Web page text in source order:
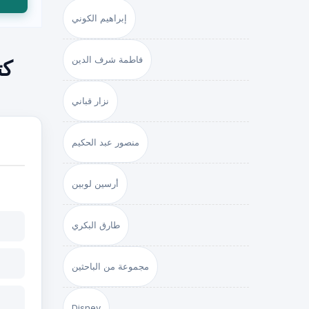
إبراهيم الكوني
فاطمة شرف الدين
نزار قباني
منصور عبد الحكيم
أرسين لوبين
طارق البكري
مجموعة من الباحثين